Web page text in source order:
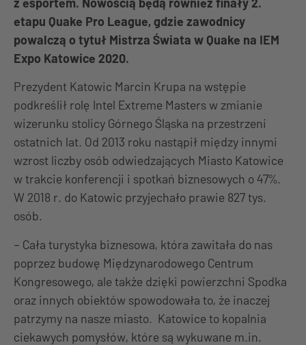
etapu Quake Pro League, gdzie zawodnicy
powalczą o tytuł Mistrza Świata w Quake na IEM
Expo Katowice 2020.
Prezydent Katowic Marcin Krupa na wstępie
podkreślił rolę Intel Extreme Masters w zmianie
wizerunku stolicy Górnego Śląska na przestrzeni
ostatnich lat. Od 2013 roku nastąpił między innymi
wzrost liczby osób odwiedzających Miasto Katowice
w trakcie konferencji i spotkań biznesowych o 47%.
W 2018 r. do Katowic przyjechało prawie 827 tys.
osób.
– Cała turystyka biznesowa, która zawitała do nas
poprzez budowę Międzynarodowego Centrum
Kongresowego, ale także dzięki powierzchni Spodka
oraz innych obiektów spowodowała to, że inaczej
patrzymy na nasze miasto. Katowice to kopalnia
ciekawych pomysłów, które są wykuwane m.in.